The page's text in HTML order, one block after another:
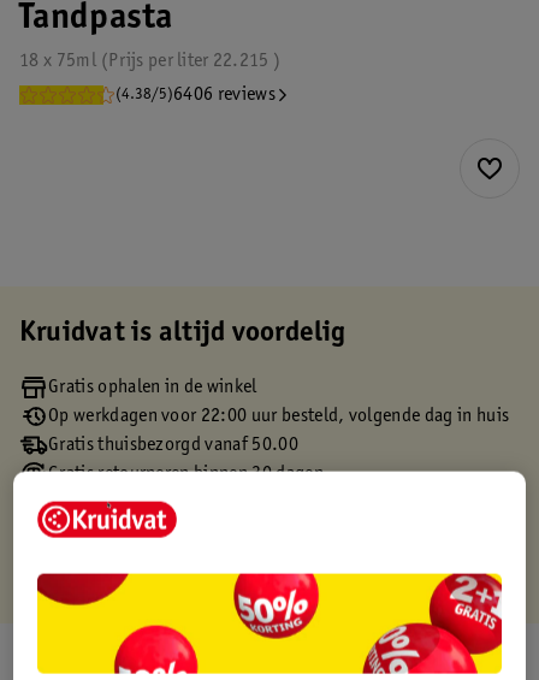
Tandpasta
18 x 75ml 22.215
Prijs per liter
(4.38/5)6406 reviews
Kruidvat is altijd voordelig
Gratis ophalen in de winkel
Op werkdagen voor 22:00 uur besteld, volgende dag in huis
Gratis thuisbezorgd vanaf 50.00
Gratis retourneren binnen 30 dagen
Gratis punten met je Kruidvat kaart
Over dit product